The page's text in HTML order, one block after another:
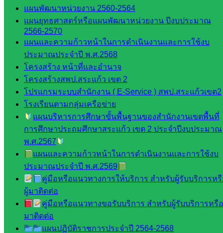
แผนพัฒนาหน่วยงาน 2560-2564
แผนยุทธศาสตร์หรือแผนพัฒนาหน่วยงาน ปีงบประมาณ
2566-2570
แผนและความก้าวหน้าในการดำเนินงานและการใช้งบ
ประมาณประจำปี พ.ศ.2568
โครงสร้าง หน้าที่และอำนาจ
โครงสร้างสพป.สระแก้ว เขต 2
โปรแกรมระบบสำนักงาน ( E-Service ) สพป.สระแก้วเขต2
โรงเรียนตามกลุ่มเครือข่าย
แผนบริหารการศึกษาขั้นพื้นฐานของสำนักงานเขตพื้นที่
การศึกษาประถมศึกษาสระแก้ว เขต 2 ประจำปีงบประมาณ
พ.ศ.2567
แผนและความก้าวหน้าในการดำเนินงานและการใช้งบ
ประมาณประจำปี พ.ศ.2569
คู่มือหรือแนวทางการให้บริการ สำหรับผู้รับบริการห
ผู้มาติดต่อ
คู่มือหรือแนวทางขอรับบริการ สำหรับผู้รับบริการหรื
มาติดต่อ
แผนปฏิบัติราชการประจำปี 2564-2568
โยบาย
และแผน
เสริมการ
จัดการ
ศึกษา
กลุ่ม
บริหาร
งาน
บุคคล
กลุ่ม
พัฒนาครู
และบุ
คลากรฯ
กลุ่มนิ
เทศ
ติดตาม
และประ